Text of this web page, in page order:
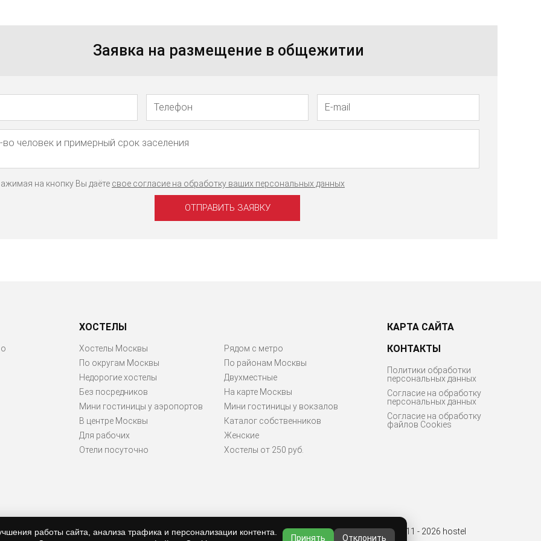
Заявка на размещение в общежитии
на кнопку Вы даёте свое согласие на обработку ваших персональных данных
ХОСТЕЛЫ
Хостелы Москвы
По округам Москвы
Недорогие хостелы
Без посредников
Мини гостиницы у аэропортов
В центре Москвы
Для рабочих
Отели посуточно
Рядом с метро
По районам Москвы
Двухместные
На карте Москвы
Мини гостиницы у вокзалов
Каталог собственников
Женские
Хостелы от 250 руб.
КАРТА САЙТА
КОНТАКТЫ
Политики обработки
персональных данных
Согласие на обработку
персональных данных
Согласие на обработку
файлов Cookies
© 2011 - 2026 hostel
работы сайта, анализа трафика и персонализации контента.
Принять Отклонить